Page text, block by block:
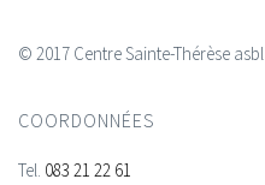
© 2017 Centre Sainte-Thérèse asbl
COORDONNÉES
Tel. 083 21 22 61